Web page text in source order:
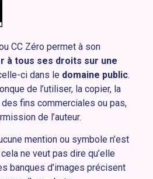
CC Zéro permet à son
à tous ses droits sur une
ci dans le domaine public.
de l’utiliser, la copier, la
fins commerciales ou pas,
de l’auteur.
mention ou symbole n’est
ne veut pas dire qu’elle
banques d’images précisent